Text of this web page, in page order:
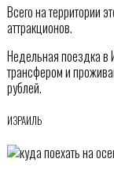
Всего на территории
аттракционов.
Недельная поездка в
трансфером и
рублей.
ИЗРАИЛЬ